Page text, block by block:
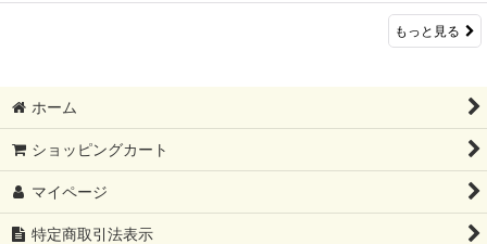
もっと見る
ホーム
ショッピングカート
マイページ
特定商取引法表示